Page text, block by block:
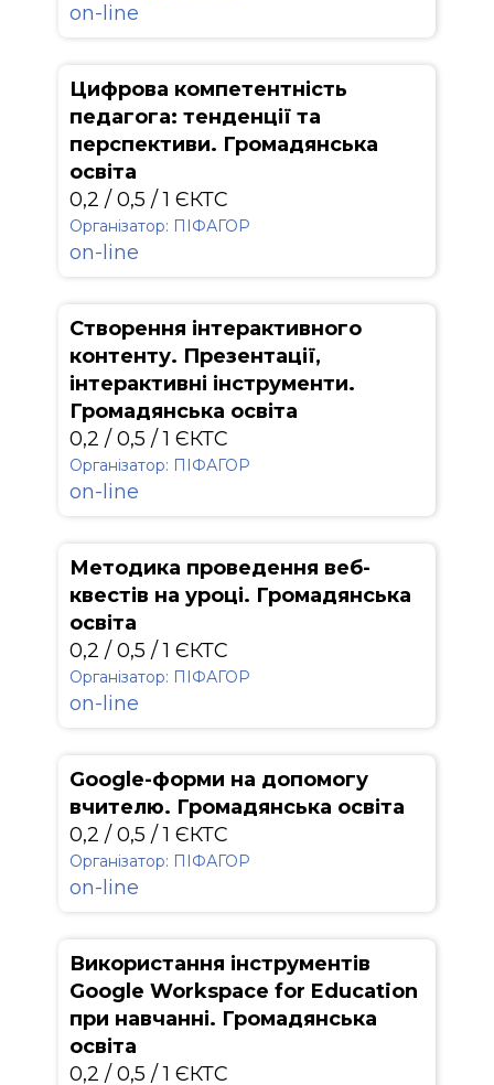
on-line
Цифрова компетентність
педагога: тенденції та
перспективи. Громадянська
освіта
0,2 / 0,5 / 1 ЄКТС
Організатор: ПІФАГОР
on-line
Створення інтерактивного
контенту. Презентації,
інтерактивні інструменти.
Громадянська освіта
0,2 / 0,5 / 1 ЄКТС
Організатор: ПІФАГОР
on-line
Методика проведення веб-
квестів на уроці. Громадянська
освіта
0,2 / 0,5 / 1 ЄКТС
Організатор: ПІФАГОР
on-line
Google-форми на допомогу
вчителю. Громадянська освіта
0,2 / 0,5 / 1 ЄКТС
Організатор: ПІФАГОР
on-line
Використання інструментів
Google Workspace for Education
при навчанні. Громадянська
освіта
0,2 / 0,5 / 1 ЄКТС